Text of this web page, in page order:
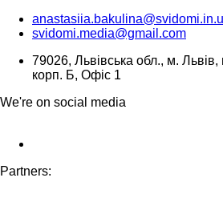
svidomi.media@gmail.com
79026, Львівська обл., м.
корп. Б, Офіс 1
We're on social media
Partners: